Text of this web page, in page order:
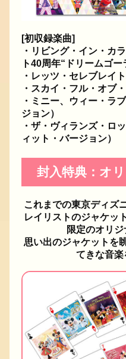
[初収録楽曲]
・リビング・イン・カ
ト40周年“ドリームゴー
・レッツ・セレブレイ
・スカイ・フル・オブ
・ミニー、ウィー・ラ
ジョン）
・ザ・ヴィランズ・ロ
ィット・バージョン）
封入特典：オ
これまでの東京ディズ
レイリストのジャケッ
限定のオリジ
思い出のジャケットを
てきな音楽